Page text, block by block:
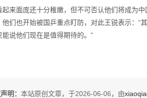
起来面庞还十分稚嫩，但不可否认他们将成为
他们也开始被国乒重点盯防，对此王锐表示：“
能说他们现在是值得期待的。”
明： 本站原创文章，于2026-06-06，由